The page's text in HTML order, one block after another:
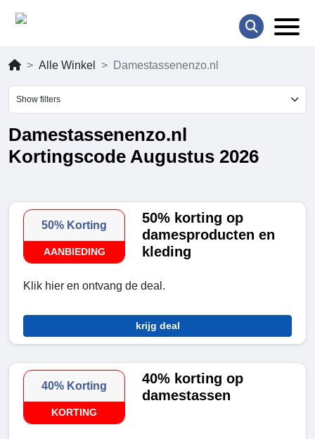
Alle Winkel Damestassenenzo.nl
Show filters
Damestassenenzo.nl
Kortingscode Augustus 2026
50% Korting
AANBIEDING
50% korting op
damesproducten en
kleding
Klik hier en ontvang de deal.
krijg deal
40% Korting
KORTING
40% korting op
damestassen